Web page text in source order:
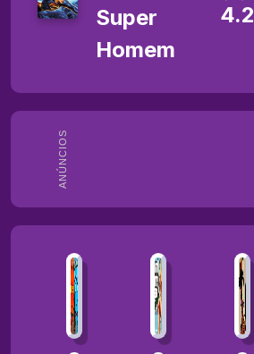
ANÚNCIOS
Super
Homem
4.2